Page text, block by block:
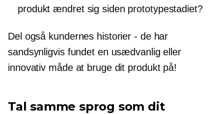
produkt ændret sig siden prototypestadiet?
Del også kundernes historier - de har
sandsynligvis fundet en usædvanlig eller
innovativ måde at bruge dit produkt på!
Tal samme sprog som dit